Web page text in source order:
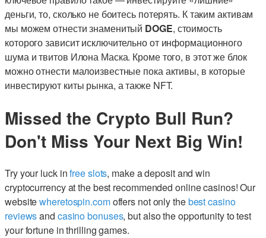
деньги, то, сколько не боитесь потерять. К таким активам
мы можем отнести знаменитый DOGE, стоимость
которого зависит исключительно от информационного
шума и твитов Илона Маска. Кроме того, в этот же блок
можно отнести малоизвестные пока активы, в которые
инвестируют киты рынка, а также NFT.
Missed the Crypto Bull Run?
Don't Miss Your Next Big Win!
Try your luck infree slots, make a deposit and win
cryptocurrency at the best recommended online casinos! Our
websitewheretospin.comoffers not only thebest casino
reviewsand casino bonuses, but also the opportunity to test
your fortune in thrilling games.